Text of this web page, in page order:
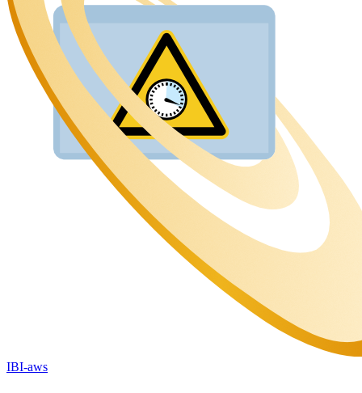
IBI-aws